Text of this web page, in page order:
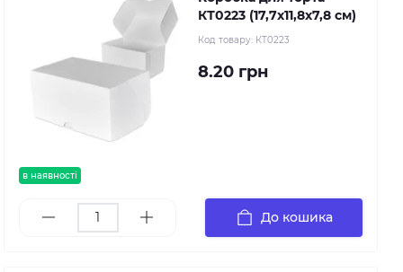
в наявності
КТ0223 (17,7х11,8х7,8 см)
Код товару: КТ0223
8.20 грн
До кошика